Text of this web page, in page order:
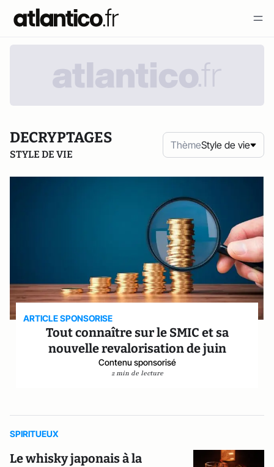
DECRYPTAGES
STYLE DE VIE
ThèmeStyle de vie
ARTICLE SPONSORISE
Tout connaître sur le SMIC et sa
nouvelle revalorisation de juin
Contenu sponsorisé
2 min de lecture
SPIRITUEUX
Le whisky japonais à la